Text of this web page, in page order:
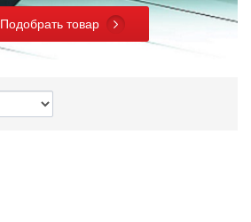
Подобрать товар